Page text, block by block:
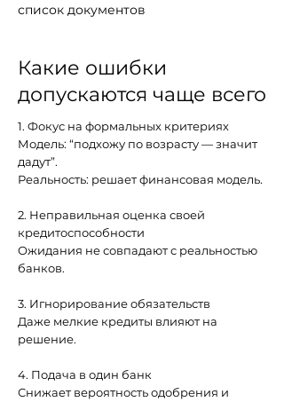
список документов
Какие ошибки
допускаются чаще всего
1. Фокус на формальных критериях
Модель: “подхожу по возрасту — значит
дадут”.
Реальность: решает финансовая модель.
2. Неправильная оценка своей
кредитоспособности
Ожидания не совпадают с реальностью
банков.
3. Игнорирование обязательств
Даже мелкие кредиты влияют на
решение.
4. Подача в один банк
Снижает вероятность одобрения и